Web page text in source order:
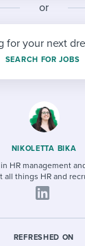
Finding and
Establishing an
Digitizing work
Candidate/
HR terms
Workable
Overall career
or
for your next
SEARCH FOR JOBS
NIKOLETTA BIKA
HR management
all things HR and
REFRESHED ON